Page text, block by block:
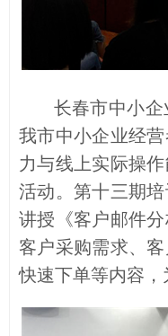
长春市中小
我市中小企业经
力与线上实际操
活动。第十三期
讲授《客户邮件
客户采购需求、
快速下单等内容，